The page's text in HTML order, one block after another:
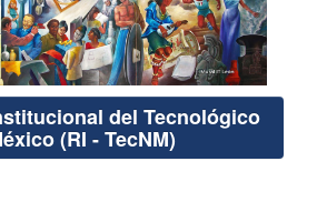
del Tecnológico
(RI - TecNM)